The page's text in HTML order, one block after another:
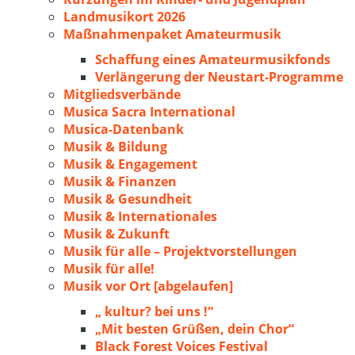
Landmusikort 2026
Maßnahmenpaket Amateurmusik
Schaffung eines Amateurmusikfonds
Verlängerung der Neustart-Programme
Mitgliedsverbände
Musica Sacra International
Musica-Datenbank
Musik & Bildung
Musik & Engagement
Musik & Finanzen
Musik & Gesundheit
Musik & Internationales
Musik & Zukunft
Musik für alle – Projektvorstellungen
Musik für alle!
Musik vor Ort [abgelaufen]
„ kultur? bei uns !“
„Mit besten Grüßen, dein Chor“
Black Forest Voices Festival